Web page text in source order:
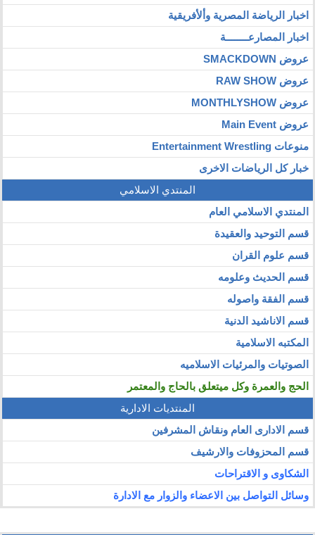
اخبار الرياضة المصرية وألأفريقية
اخبار المصارعــــــــة
عروض SMACKDOWN
عروض RAW SHOW
عروض MONTHLYSHOW
عروض Main Event
منوعات Entertainment Wrestling
خبار كل الرياضات الاخرى
المنتدي الاسلامي
المنتدي الاسلامي العام
قسم التوحيد والعقيدة
قسم علوم القران
قسم الحديث وعلومه
قسم الفقة واصوله
قسم الاناشيد الدنية
المكتبه الاسلامية
الصوتيات والمرئيات الاسلاميه
الحج والعمرة وكل ميتعلق بالحاج والمعتمر
المنتديات الادارية
قسم الادارى العام ونقاش المشرفين
قسم المحزوفات والارشيف
الشكاوى و الاقتراحات
وسائل التواصل بين الاعضاء والزوار مع الادارة